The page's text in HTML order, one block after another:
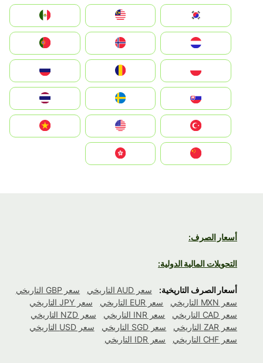
South Korea
Nederland
Portugal
România
Slovensko
United States
Vietnam
أسعار الصرف:
التحويلات المالية الدولية:
أسعار الصرف التاريخية: سعر AUD التاريخي
سعر GBP التاريخي
سعر MXN التاريخي
سعر EUR التاريخي
سعر JPY التاريخي
سعر CAD التاريخي
سعر INR التاريخي
سعر NZD التاريخي
سعر ZAR التاريخي
سعر SGD التاريخي
سعر USD التاريخي
سعر CHF التاريخي
سعر IDR التاريخي